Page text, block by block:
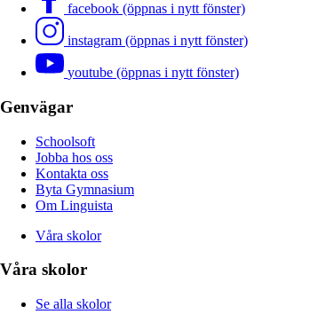
facebook (öppnas i nytt fönster)
instagram (öppnas i nytt fönster)
youtube (öppnas i nytt fönster)
Genvägar
Schoolsoft
Jobba hos oss
Kontakta oss
Byta Gymnasium
Om Linguista
Våra skolor
Våra skolor
Se alla skolor